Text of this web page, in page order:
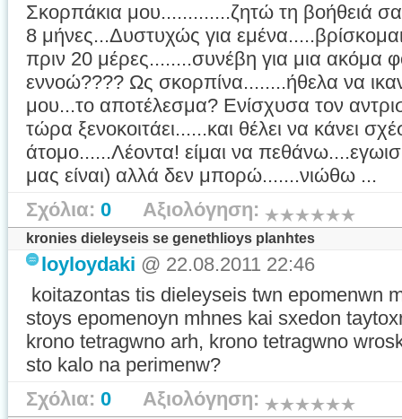
Σκορπάκια μου.............ζητώ τη βοήθειά
8 μήνες...Δυστυχώς για
πριν 20 μέρες........συνέβη για μια ακόμα
εννοώ???? Ως σκορπίνα........ήθελα να
μου...το αποτέλεσμα? Ενίσχυσα τον
τώρα ξενοκοιτάει......και θέλει να κάνει
άτομο......Λέοντα! είμαι να
μας είναι) αλλά δεν μπορώ.......νιώθω ...
Σχόλια: 0 Αξιολόγηση:
kronies dieleyseis se genethlioys planhtes
loyloydaki @ 22.08.2011 22:46
koitazontas tis dieleyseis twn epomenwn
stoys epomenoyn mhnes kai sxedon
krono tetragwno arh, krono tetragwno
sto kalo na perimenw?
Σχόλια: 0 Αξιολόγηση: